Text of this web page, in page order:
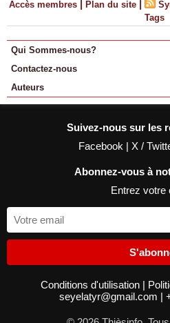
Accès membres | Plan du site |
Tags
Qui Sommes-nous?
Contactez-nous
Auteurs
Suivez-nous sur les
Facebook | X /
Abonnez-vous à
Entrez votre
Conditions d'utilisation |
seyelatyr@gmail.com |